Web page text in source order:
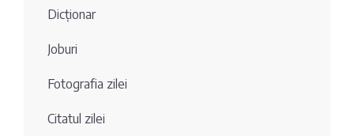
Joburi
Fotografia
Depozite
Comerțbank
Energbank
întrebare?
Sondaj
Dicționar
Joburi
Fotografia zilei
Citatul zilei